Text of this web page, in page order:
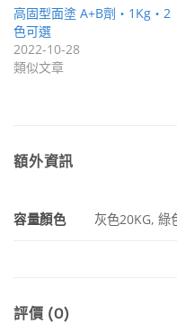
高固型面塗 A+B劑・1Kg・2
色可選
2022-10-28
類似文章
額外資訊
容量顏色 灰色20KG, 綠
評價 (0)